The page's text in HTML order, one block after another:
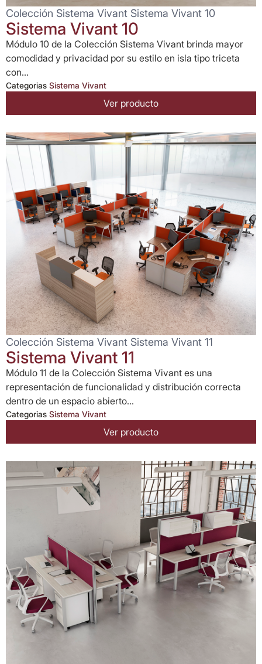
Colección Sistema Vivant Sistema Vivant 10
Sistema Vivant 10
Módulo 10 de la Colección Sistema Vivant brinda mayor
comodidad y privacidad por su estilo en isla tipo triceta
con...
Categorias Sistema Vivant
Ver producto
Colección Sistema Vivant Sistema Vivant 11
Sistema Vivant 11
Módulo 11 de la Colección Sistema Vivant es una
representación de funcionalidad y distribución correcta
dentro de un espacio abierto...
Categorias Sistema Vivant
Ver producto